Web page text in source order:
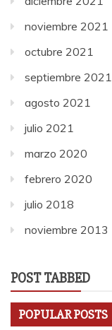
noviembre 2021
octubre 2021
septiembre 2021
agosto 2021
julio 2021
marzo 2020
febrero 2020
julio 2018
noviembre 2013
POST TABBED
POPULAR POSTS